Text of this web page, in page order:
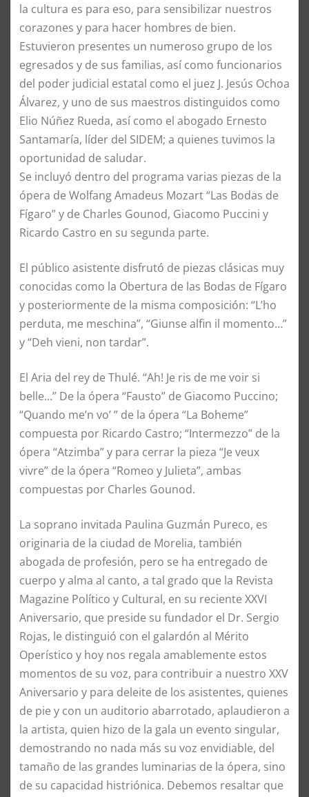
la cultura es para eso, para sensibilizar nuestros
corazones y para hacer hombres de bien.
Estuvieron presentes un numeroso grupo de los
egresados y de sus familias, así como funcionarios
del poder judicial estatal como el juez J. Jesús Ochoa
Álvarez, y uno de sus maestros distinguidos como
Elio Núñez Rueda, así como el abogado Ernesto
Santamaría, líder del SIDEM; a quienes tuvimos la
oportunidad de saludar.
Se incluyó dentro del programa varias piezas de la
ópera de Wolfang Amadeus Mozart “Las Bodas de
Fígaro” y de Charles Gounod, Giacomo Puccini y
Ricardo Castro en su segunda parte.
El público asistente disfrutó de piezas clásicas muy
conocidas como la Obertura de las Bodas de Fígaro
y posteriormente de la misma composición: “L’ho
perduta, me meschina”, “Giunse alfin il momento…”
y “Deh vieni, non tardar”.
El Aria del rey de Thulé. “Ah! Je ris de me voir si
belle…” De la ópera “Fausto” de Giacomo Puccino;
“Quando me’n vo’ ” de la ópera “La Boheme”
compuesta por Ricardo Castro; “Intermezzo” de la
ópera “Atzimba” y para cerrar la pieza “Je veux
vivre” de la ópera “Romeo y Julieta”, ambas
compuestas por Charles Gounod.
La soprano invitada Paulina Guzmán Pureco, es
originaria de la ciudad de Morelia, también
abogada de profesión, pero se ha entregado de
cuerpo y alma al canto, a tal grado que la Revista
Magazine Político y Cultural, en su reciente XXVI
Aniversario, que preside su fundador el Dr. Sergio
Rojas, le distinguió con el galardón al Mérito
Operístico y hoy nos regala amablemente estos
momentos de su voz, para contribuir a nuestro XXV
Aniversario y para deleite de los asistentes, quienes
de pie y con un auditorio abarrotado, aplaudieron a
la artista, quien hizo de la gala un evento singular,
demostrando no nada más su voz envidiable, del
tamaño de las grandes luminarias de la ópera, sino
de su capacidad histriónica. Debemos resaltar que